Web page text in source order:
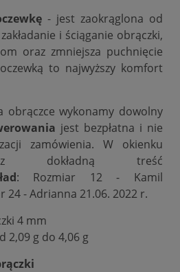
- jest zaokrąglona od
i ściąganie obrączki,
oraz zmniejsza puchnięcie
to najwyższy komfort
obrączce wykonamy dowolny
jest bezpłatna i nie
zamówienia. W okienku
dokładną treść
: Rozmiar 12 - Kamil
24 - Adrianna 21.06. 2022 r.
4 mm
2,09 g do 4,06 g